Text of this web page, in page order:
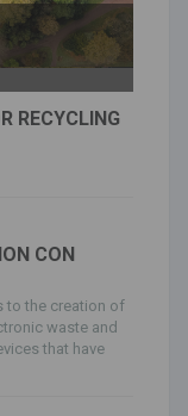
RECYCLING
CON
to the creation of
waste and
that have